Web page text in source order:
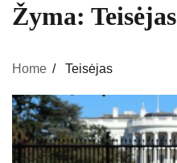
Žyma: Teisėjas
Home Teisėjas